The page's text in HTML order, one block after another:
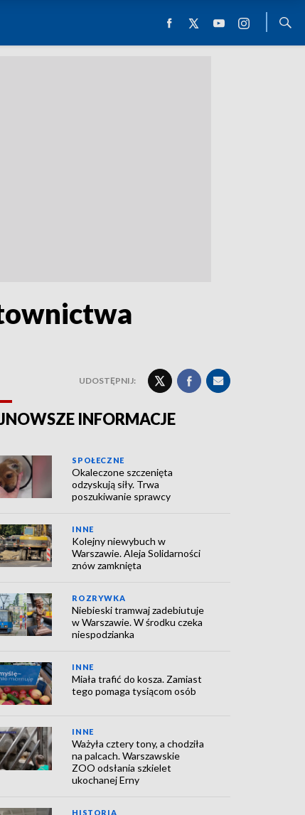
UDOSTĘPNIJ:
INFORMACJE
SPOŁECZNE
Okaleczone szczenięta
odzyskują siły. Trwa
poszukiwanie sprawcy
INNE
Kolejny niewybuch w
Warszawie. Aleja Solidarności
znów zamknięta
ROZRYWKA
Niebieski tramwaj zadebiutuje
w Warszawie. W środku czeka
niespodzianka
INNE
Miała trafić do kosza. Zamiast
tego pomaga tysiącom osób
INNE
Ważyła cztery tony, a chodziła
na palcach. Warszawskie
ZOO odsłania szkielet
ukochanej Erny
HISTORIA